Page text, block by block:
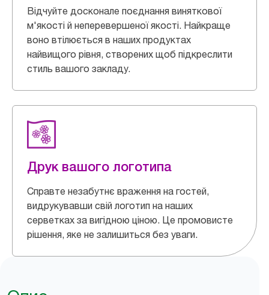
Відчуйте досконале поєднання виняткової
м'якості й неперевершеної якості. Найкраще
воно втілюється в наших продуктах
найвищого рівня, створених щоб підкреслити
стиль вашого закладу.
Друк вашого логотипа
Справте незабутнє враження на гостей,
видрукувавши свій логотип на наших
серветках за вигідною ціною. Це промовисте
рішення, яке не залишиться без уваги.